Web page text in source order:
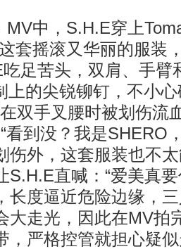
中，S.H.E穿上
套摇滚又华丽的服装
足苦头，双肩、手臂
上的尖锐铆钉，不小
双手叉腰时被划伤流
看到没？我是SHERO
伤外，这套服装也不
S.H.E直喊：“爱美真
长度逼近危险边缘，
大走光，因此在MV拍
，严格控管就担心疑